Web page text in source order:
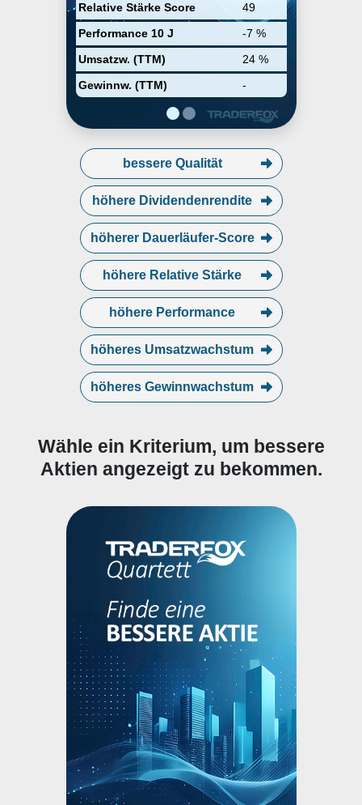
Relative Stärke Score
49
Performance 10 J
-7 %
Umsatzw. (TTM)
24 %
Gewinnw. (TTM)
-
bessere Qualität
höhere Dividendenrendite
höherer Dauerläufer-Score
höhere Relative Stärke
höhere Performance
höheres Umsatzwachstum
höheres Gewinnwachstum
Wähle ein Kriterium, um bessere
Aktien angezeigt zu bekommen.